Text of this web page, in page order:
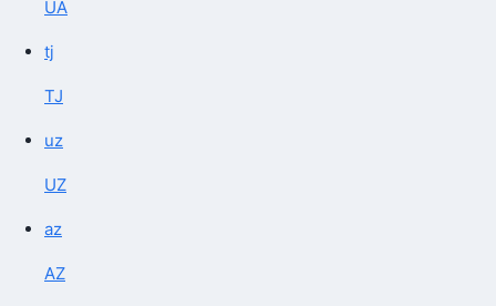
UA
tj
TJ
uz
UZ
az
AZ